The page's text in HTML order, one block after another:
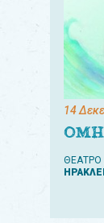
14
ΘΕΑΤΡΟ